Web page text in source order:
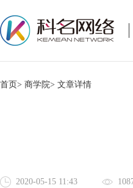
首页> 商学院> 文章详情
2020-05-15 11:43